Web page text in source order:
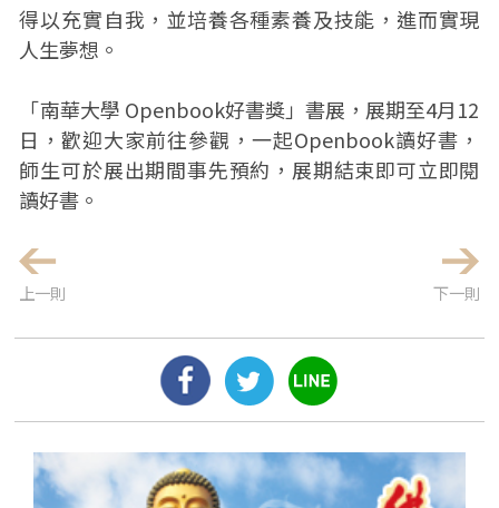
得以充實自我，並培養各種素養及技能，進而實現
人生夢想。
「南華大學 Openbook好書獎」書展，展期至4月12
日，歡迎大家前往參觀，一起Openbook讀好書，
師生可於展出期間事先預約，展期結束即可立即閱
讀好書。
上一則 下一則